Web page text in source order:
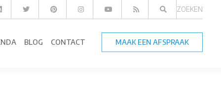
ZOEKEN
BLOG CONTACT MAAK EEN AFSPRAAK